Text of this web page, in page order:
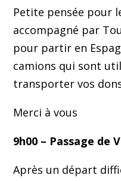
Petite pensée pour
accompagné par
pour partir en
camions qui sont
transporter vos
Merci à vous
9h00 – Passage de
Après un départ